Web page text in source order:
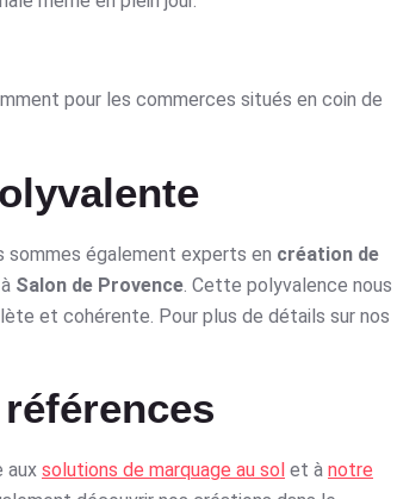
pour les commerces situés en coin de
sommes également experts en création de
Salon de Provence . Cette polyvalence nous
et cohérente. Pour plus de détails sur nos
aux solutions de marquage au sol et à notre